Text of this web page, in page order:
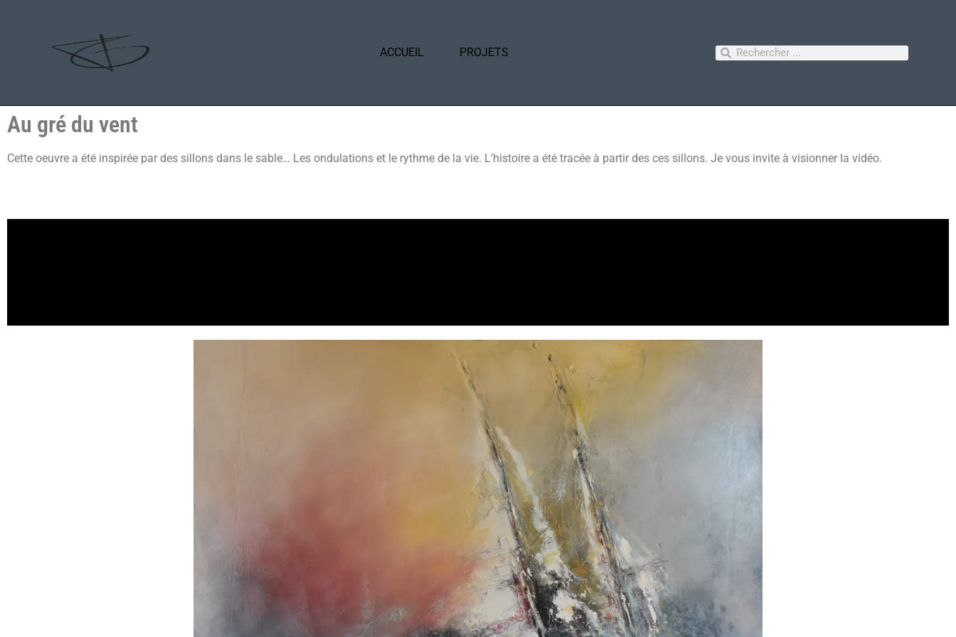
ACCUEIL PROJETS
Au gré du vent
Cette oeuvre a été inspirée par des sillons dans le sable… Les ondulations et le rythme de la vie. L’histoire a été tracée à partir des ces sillons. Je vous invite à visionner la vidéo.